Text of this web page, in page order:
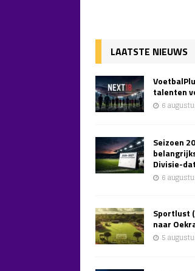
LAATSTE NIEUWS
talenten
6
Seizoen
Divisie-
6
Sportlust
naar
5